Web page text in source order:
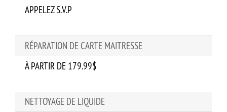
APPELEZ S.V.P
RÉPARATION DE CARTE MAITRESSE
À PARTIR DE 179.99$
NETTOYAGE DE LIQUIDE